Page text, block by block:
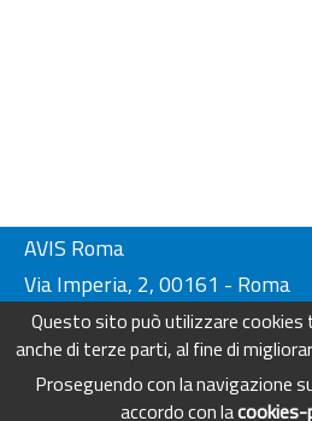
Questo sito può utilizzare cookies
anche di terze parti, al fine di
Proseguendo con la navigazione
accordo con lacookies-
AVIS Roma
Via Imperia, 2, 00161 - Roma
Tel. 06-44230134/ 4404249
Fax. 06-44230136
info@avisroma.it -